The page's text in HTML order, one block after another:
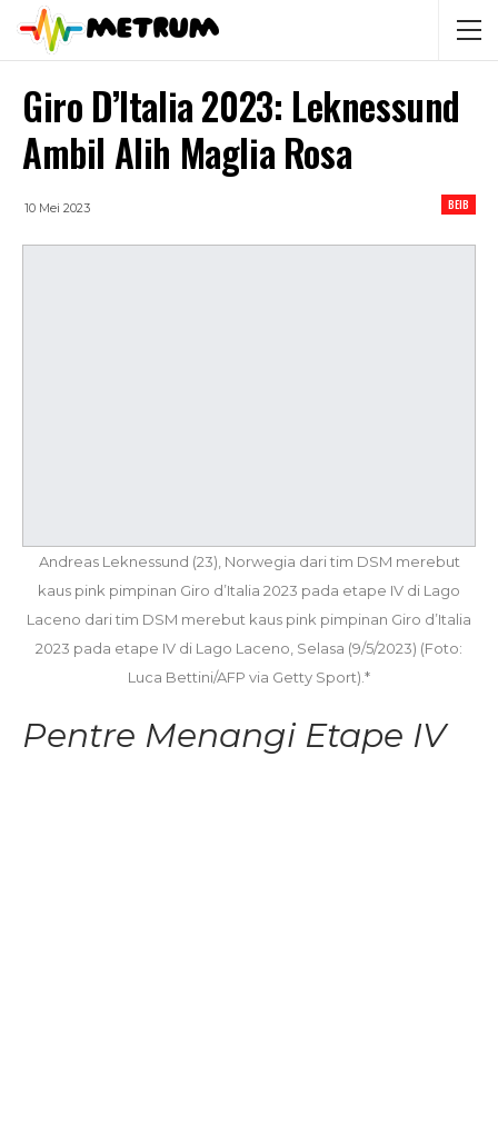
Giro D’Italia 2023: Leknessund
Ambil Alih Maglia Rosa
BEIB
10 Mei 2023
Andreas Leknessund (23), Norwegia dari tim DSM merebut
kaus pink pimpinan Giro d’Italia 2023 pada etape IV di Lago
Laceno dari tim DSM merebut kaus pink pimpinan Giro d’Italia
2023 pada etape IV di Lago Laceno, Selasa (9/5/2023) (Foto:
Luca Bettini/AFP via Getty Sport).*
Pentre Menangi Etape IV